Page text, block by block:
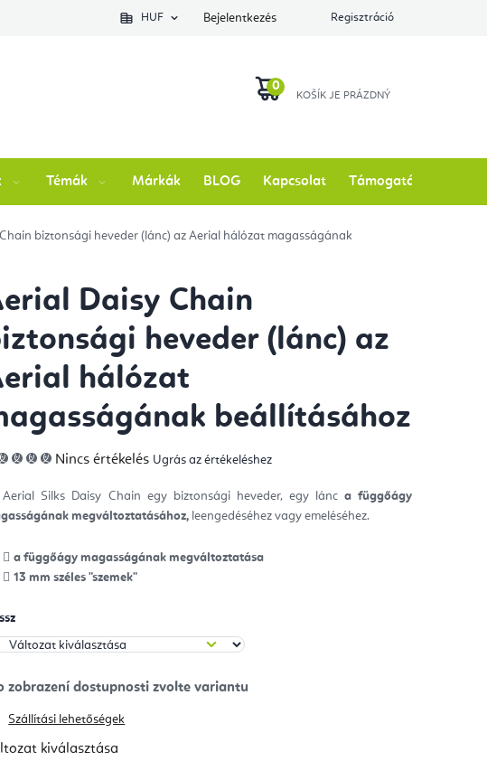
a rendelés állapotátHUF Bejelentkezés Regisztráció
Témák Márkák BLOG Kapcsolat Támogatás
biztonsági heveder (lánc) az Aerial hálózat magasságának
Daisy Chain
heveder (lánc) az
hálózat
beállításához
A
termék
5-
ből
0,0
Nincs értékelés Ugrás az értékeléshez
Aerial Silks Daisy Chain egy biztonsági heveder, egy lánc a függőágy
megváltoztatásához, leengedéséhez vagy emeléséhez.
a függőágy magasságának megváltoztatása
13 mm széles "szemek"
Szállítási lehetőségek
kiválasztása